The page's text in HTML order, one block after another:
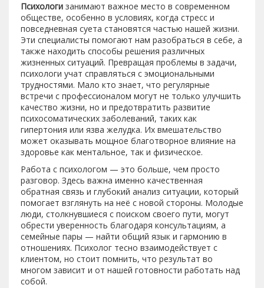
Психологи занимают важное место в современном
обществе, особенно в условиях, когда стресс и
повседневная суета становятся частью нашей жизни.
Эти специалисты помогают нам разобраться в себе, а
также находить способы решения различных
жизненных ситуаций. Превращая проблемы в задачи,
психологи учат справляться с эмоциональными
трудностями. Мало кто знает, что регулярные
встречи с профессионалом могут не только улучшить
качество жизни, но и предотвратить развитие
психосоматических заболеваний, таких как
гипертония или язва желудка. Их вмешательство
может оказывать мощное благотворное влияние на
здоровье как ментальное, так и физическое.
Работа с психологом — это больше, чем просто
разговор. Здесь важна именно качественная
обратная связь и глубокий анализ ситуации, который
помогает взглянуть на неё с новой стороны. Молодые
люди, столкнувшиеся с поиском своего пути, могут
обрести уверенность благодаря консультациям, а
семейные пары — найти общий язык и гармонию в
отношениях. Психолог тесно взаимодействует с
клиентом, но стоит помнить, что результат во
многом зависит и от нашей готовности работать над
собой.